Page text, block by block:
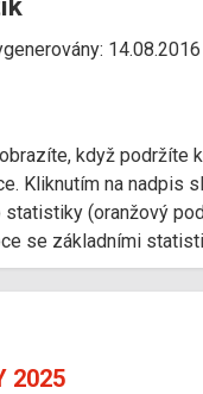
když podržíte
Kliknutím na nadpis
(oranžový
se základními
2025